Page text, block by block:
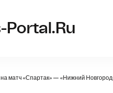
Portal.ru
на матч «Спартак» — «Нижний